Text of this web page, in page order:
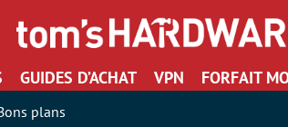
GUIDES D’ACHAT VPN FORFAIT
plans